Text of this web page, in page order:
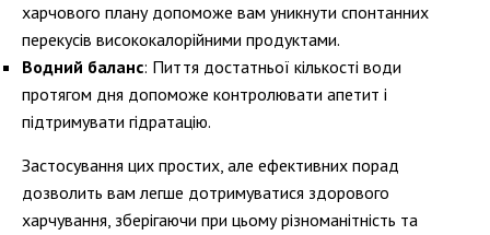
харчового плану допоможе вам уникнути спонтанних
перекусів висококалорійними продуктами.
Водний баланс: Пиття достатньої кількості води
протягом дня допоможе контролювати апетит і
підтримувати гідратацію.
Застосування цих простих, але ефективних порад
дозволить вам легше дотримуватися здорового
харчування, зберігаючи при цьому різноманітність та